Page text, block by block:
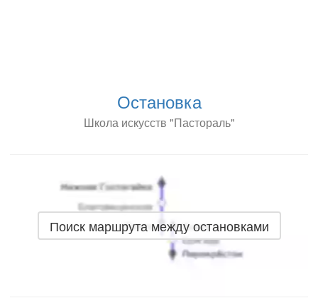
Остановка
Школа искусств "Пастораль"
Поиск маршрута между остановками